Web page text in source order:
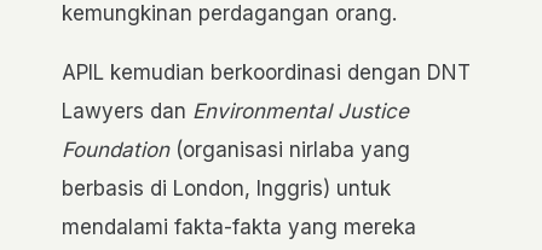
kemungkinan perdagangan orang.
APIL kemudian berkoordinasi dengan DNT
Lawyers dan Environmental Justice
Foundation(organisasi nirlaba yang
berbasis di London, Inggris) untuk
mendalami fakta-fakta yang mereka